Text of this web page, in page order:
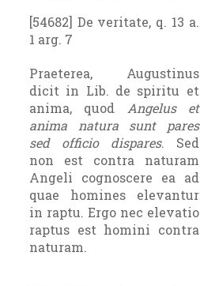
[54682] De veritate, q. 13 a.
1 arg. 7
Praeterea, Augustinus
dicit in Lib. de spiritu et
anima, quod Angelus et
anima natura sunt pares
sed officio dispares. Sed
non est contra naturam
Angeli cognoscere ea ad
quae homines elevantur
in raptu. Ergo nec elevatio
raptus est homini contra
naturam.